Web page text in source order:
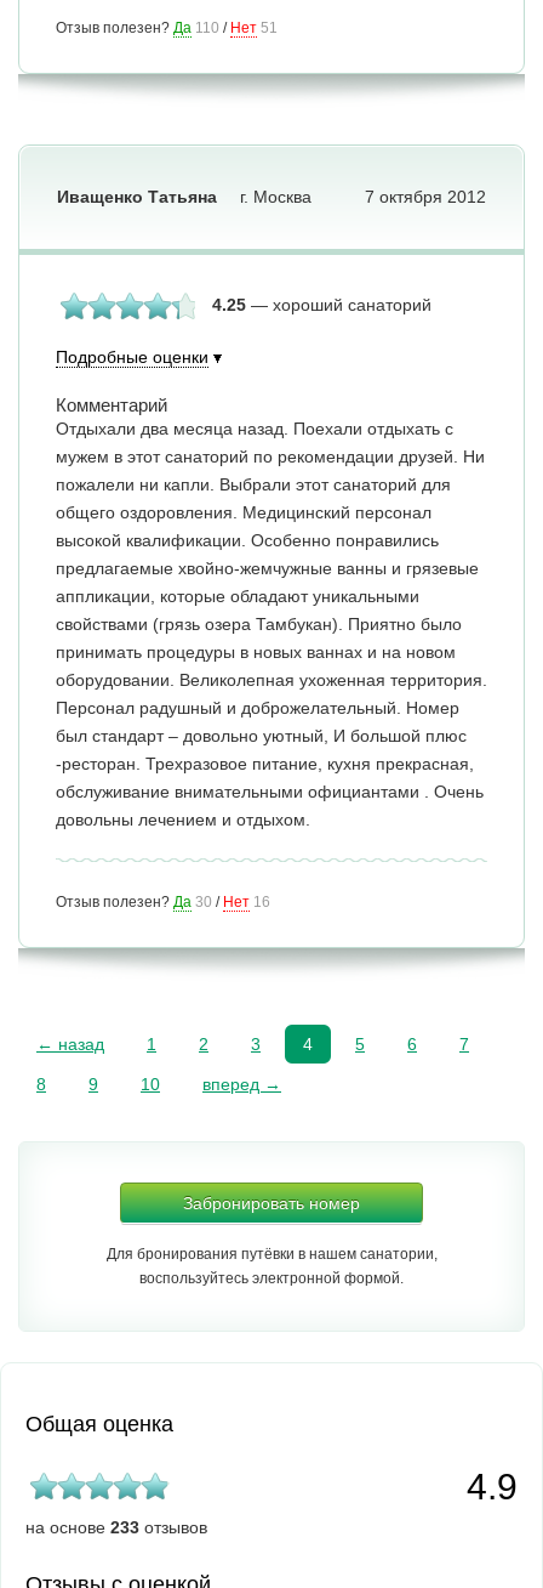
Отзыв полезен? Да 110 / Нет 51
7 октября 2012
Иващенко Татьяна г. Москва
4.25 — хороший санаторий
Подробные оценки
Комментарий
Отдыхали два месяца назад. Поехали отдыхать с
мужем в этот санаторий по рекомендации друзей. Ни
пожалели ни капли. Выбрали этот санаторий для
общего оздоровления. Медицинский персонал
высокой квалификации. Особенно понравились
предлагаемые хвойно-жемчужные ванны и грязевые
аппликации, которые обладают уникальными
свойствами (грязь озера Тамбукан). Приятно было
принимать процедуры в новых ваннах и на новом
оборудовании. Великолепная ухоженная территория.
Персонал радушный и доброжелательный. Номер
был стандарт – довольно уютный, И большой плюс
-ресторан. Трехразовое питание, кухня прекрасная,
обслуживание внимательными официантами . Очень
довольны лечением и отдыхом.
Отзыв полезен? Да 30 / Нет 16
← назад 1 2 3 4 5 6 7
8 9 10 вперед →
Забронировать номер
Для бронирования путёвки в нашем санатории,
воспользуйтесь электронной формой.
Общая оценка
4.9
на основе 233 отзывов